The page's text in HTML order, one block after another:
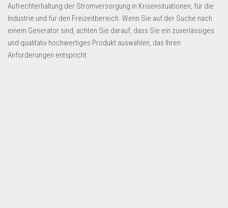
Aufrechterhaltung der Stromversorgung in Krisensituationen, für die
Industrie und für den Freizeitbereich. Wenn Sie auf der Suche nach
einem Generator sind, achten Sie darauf, dass Sie ein zuverlässiges
und qualitativ hochwertiges Produkt auswählen, das Ihren
Anforderungen entspricht.